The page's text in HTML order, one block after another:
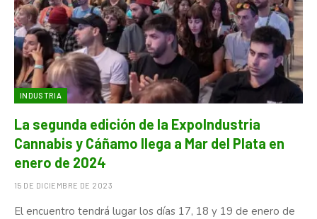
INDUSTRIA
La segunda edición de la ExpoIndustria
Cannabis y Cáñamo llega a Mar del Plata en
enero de 2024
15 DE DICIEMBRE DE 2023
El encuentro tendrá lugar los días 17, 18 y 19 de enero de